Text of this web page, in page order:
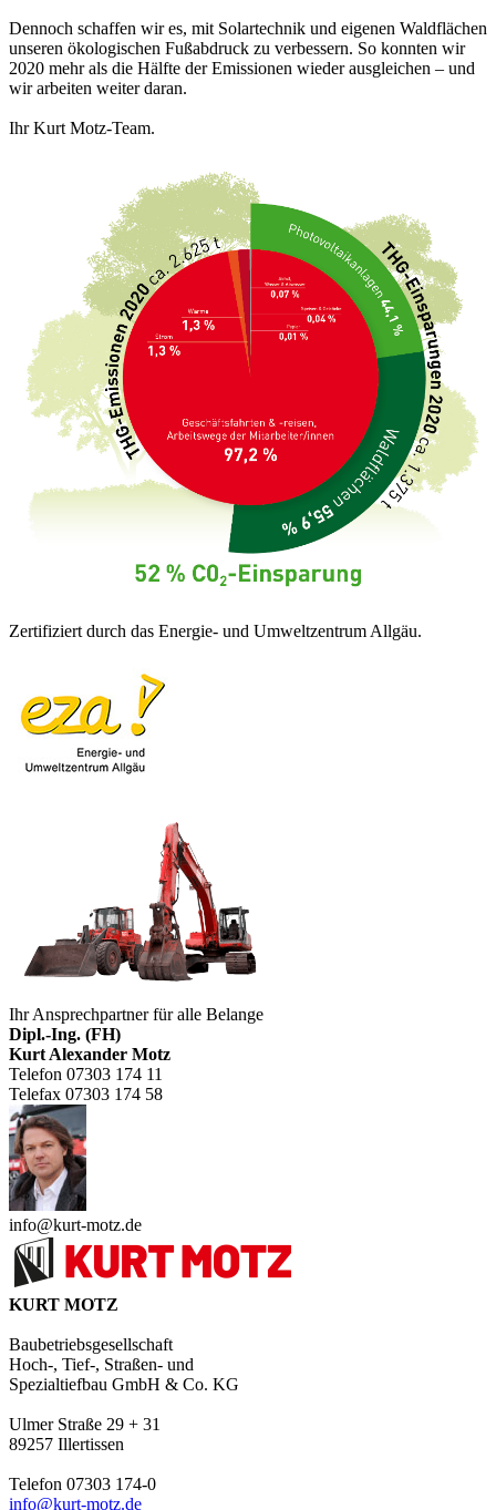
Dennoch schaffen wir es, mit Solartechnik und eigenen Waldflächen
unseren ökologischen Fußabdruck zu verbessern. So konnten wir
2020 mehr als die Hälfte der Emissionen wieder ausgleichen – und
wir arbeiten weiter daran.
Ihr Kurt Motz-Team.
Zertifiziert durch das Energie- und Umweltzentrum Allgäu.
Ihr Ansprechpartner für alle Belange
Dipl.-Ing. (FH)
Kurt Alexander Motz
Telefon 07303 174 11
Telefax 07303 174 58
info@kurt-motz.de
KURT MOTZ
Baubetriebsgesellschaft
Hoch-, Tief-, Straßen- und
Spezialtiefbau GmbH & Co. KG
Ulmer Straße 29 + 31
89257 Illertissen
Telefon 07303 174-0
info@kurt-motz.de